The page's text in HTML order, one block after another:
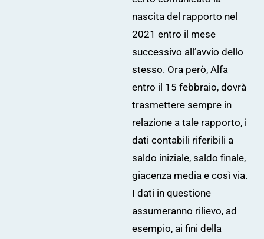
nascita del rapporto nel
2021 entro il mese
successivo all’avvio dello
stesso. Ora però, Alfa
entro il 15 febbraio, dovrà
trasmettere sempre in
relazione a tale rapporto, i
dati contabili riferibili a
saldo iniziale, saldo finale,
giacenza media e così via.
I dati in questione
assumeranno rilievo, ad
esempio, ai fini della